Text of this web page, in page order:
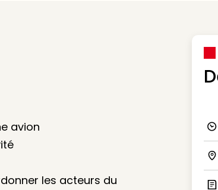
avion
les acteurs du